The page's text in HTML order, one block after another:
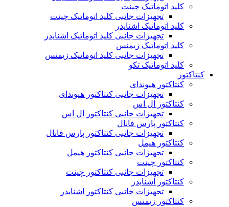
کلید اتوماتیک چینت
تجهیزات جانبی کلید اتوماتیک چینت
کلید اتوماتیک اشنایدر
تجهیزات جانبی کلید اتوماتیک اشنایدر
کلید اتوماتیک زیمنس
تجهیزات جانبی کلید اتوماتیک زیمنس
کلید اتوماتیک تکو
کنتاکتور
کنتاکتور هیوندای
تجهیزات جانبی کنتاکتور هیوندای
کنتاکتور ال اس
تجهیزات جانبی کنتاکتور ال اس
کنتاکتور پارس فانال
تجهیزات جانبی کنتاکتور پارس فانال
کنتاکتور هیمل
تجهیزات جانبی کنتاکتور هیمل
کنتاکتور چینت
تجهیزات جانبی کنتاکتور چینت
کنتاکتور اشنایدر
تجهیزات جانبی کنتاکتور اشنایدر
کنتاکتور زیمنس